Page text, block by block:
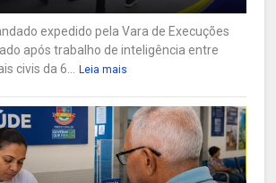
expedido pela Vara de Execuções
após trabalho de inteligência entre
civis da 6...
Leia mais